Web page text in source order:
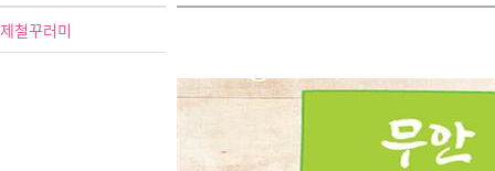
제철꾸러미